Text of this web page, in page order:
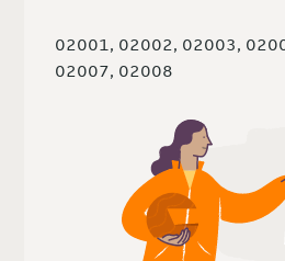
02001, 02002, 02003,
02007, 02008